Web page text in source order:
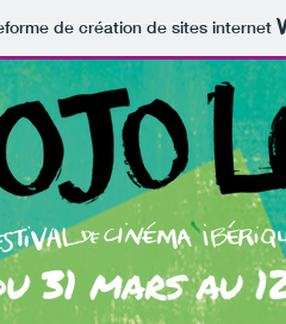
de création de sites internet